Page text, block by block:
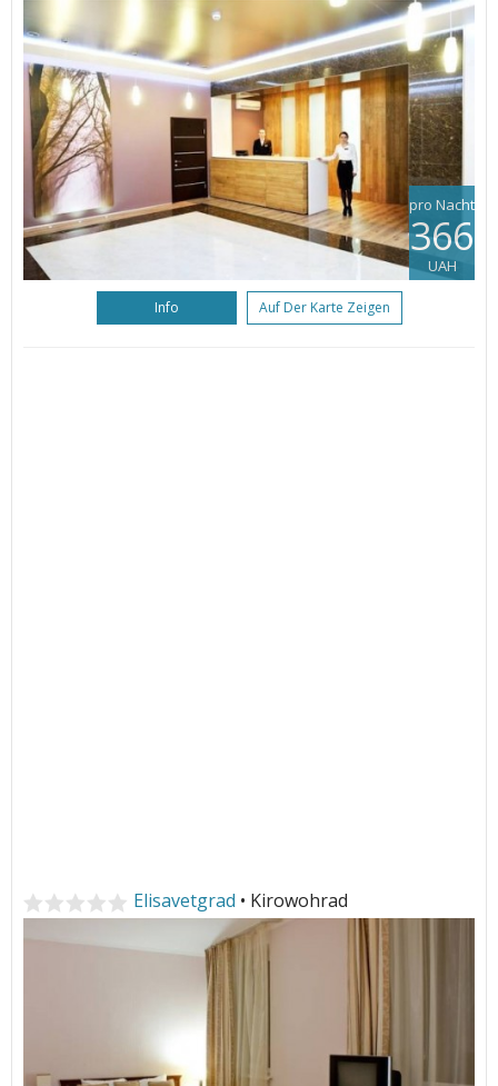
pro Nacht
366
UAH
Info Auf Der Karte Zeigen
Elisavetgrad • Kirowohrad